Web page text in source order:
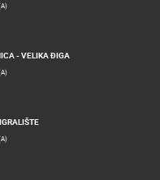
- VELIKA ĐIGA